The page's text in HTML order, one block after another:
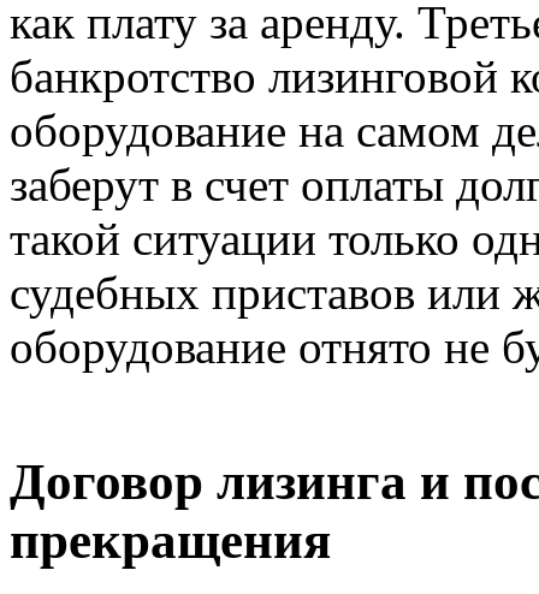
как плату за аренду.
банкротство лизинговой
оборудование на самом
заберут в счет оплаты
такой ситуации только
судебных приставов или
оборудование отнято не
Договор лизинга и
прекращения